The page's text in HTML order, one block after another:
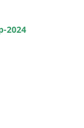
2024